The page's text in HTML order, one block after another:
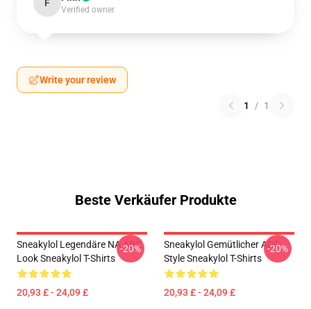
F
Verified owner
Write your review
1 / 1
Beste Verkäufer Produkte
Sneakylol Legendäre NA ADC
Look Sneakylol T-Shirts
20,93 £ - 24,09 £
-20%
Sneakylol Gemütlicher ADC
Style Sneakylol T-Shirts
20,93 £ - 24,09 £
-20%